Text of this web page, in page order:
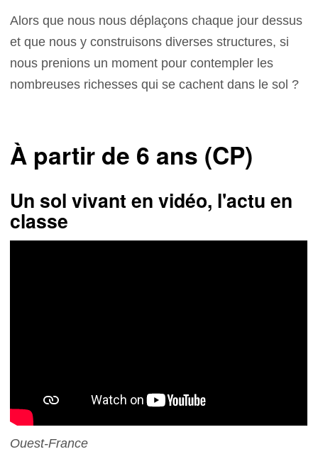
Alors que nous nous déplaçons chaque jour dessus
et que nous y construisons diverses structures, si
nous prenions un moment pour contempler les
nombreuses richesses qui se cachent dans le sol ?
À partir de 6 ans (CP)
Un sol vivant en vidéo, l'actu en
classe
Ouest-France